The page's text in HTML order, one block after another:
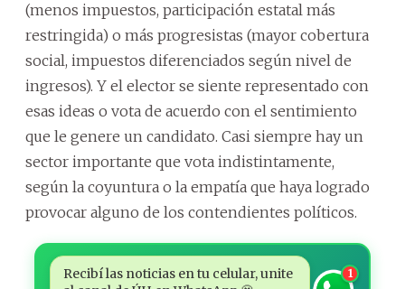
(menos impuestos, participación estatal más
restringida) o más progresistas (mayor cobertura
social, impuestos diferenciados según nivel de
ingresos). Y el elector se siente representado con
esas ideas o vota de acuerdo con el sentimiento
que le genere un candidato. Casi siempre hay un
sector importante que vota indistintamente,
según la coyuntura o la empatía que haya logrado
provocar alguno de los contendientes políticos.
Recibí las noticias en tu celular, unite
1